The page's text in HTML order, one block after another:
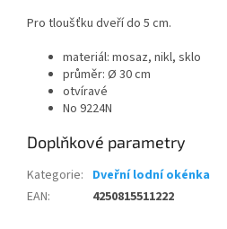
Pro tloušťku dveří do 5 cm.
materiál: mosaz, nikl, sklo
průměr: Ø 30 cm
otvíravé
No 9224N
Doplňkové parametry
Kategorie: Dveřní lodní okénka
EAN: 4250815511222